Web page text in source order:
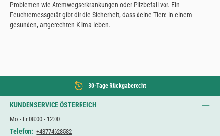
Problemen wie Atemwegserkrankungen oder Pilzbefall vor. Ein
Feuchtemessgerät gibt dir die Sicherheit, dass deine Tiere in einem
gesunden, artgerechten Klima leben.
30-Tage Rückgaberecht
KUNDENSERVICE ÖSTERREICH
Mo - Fr 08:00 - 12:00
Telefon: +43774628582